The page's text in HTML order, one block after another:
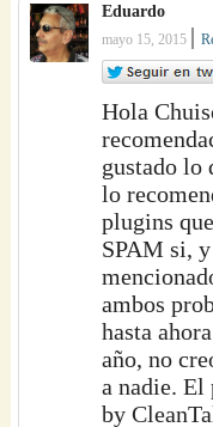
Eduardo
mayo 15, 2015 |
Hola
gustado lo
lo
plugins
SPAM si,
ambos
hasta
año, no
a nadie.
by